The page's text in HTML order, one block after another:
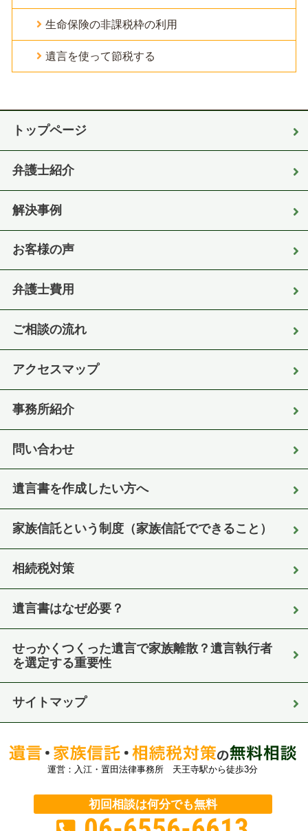
生命保険の非課税枠の利用
遺言を使って節税する
トップページ
弁護士紹介
解決事例
お客様の声
弁護士費用
ご相談の流れ
アクセスマップ
事務所紹介
問い合わせ
遺言書を作成したい方へ
家族信託という制度（家族信託でできること）
相続税対策
遺言書はなぜ必要？
せっかくつくった遺言で家族離散？遺言執行者
を選定する重要性
サイトマップ
運営：入江・置田法律事務所 天王寺駅から徒歩3分
初回相談は何分でも無料